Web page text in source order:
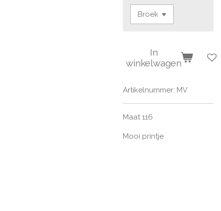
In
winkelwagen
Artikelnummer: MV
Maat 116
Mooi printje